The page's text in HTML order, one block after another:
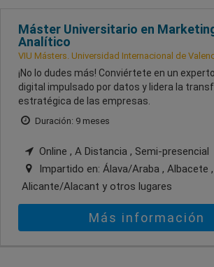
Máster Universitario en
Analítico
VIU Másters. Universidad Internacional de
¡No lo dudes más! Conviértete en un
digital impulsado por datos y lidera la
estratégica de las empresas.
Duración: 9 meses
Online , A Distancia , Semi-presencial
Impartido en: Álava/Araba , Albacete ,
Alicante/Alacant y otros lugares
Más información